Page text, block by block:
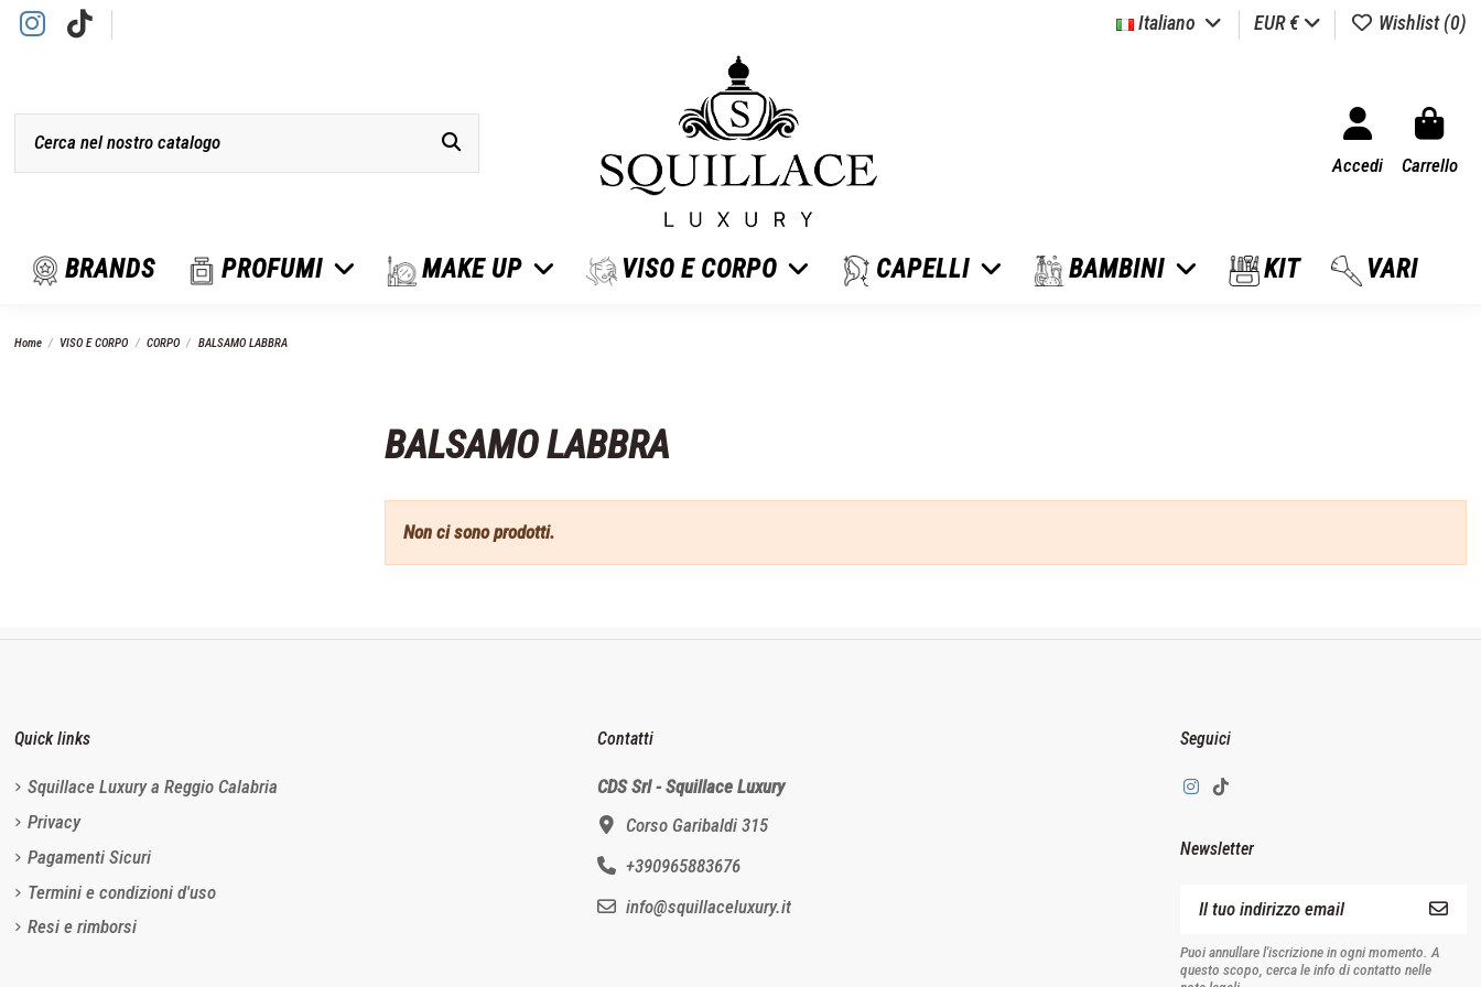
Italiano EUR € Wishlist (0)
Accedi Carrello
BRANDS PROFUMI MAKE UP VISO E CORPO CAPELLI BAMBINI KIT VARI
Home VISO E CORPO CORPO BALSAMO LABBRA
BALSAMO LABBRA
Non ci sono prodotti.
Quick links
Squillace Luxury a Reggio Calabria
Privacy
Pagamenti Sicuri
Termini e condizioni d'uso
Resi e rimborsi
Contatti
CDS Srl - Squillace Luxury
Corso Garibaldi 315
+390965883676
info@squillaceluxury.it
Seguici
Newsletter
Puoi annullare l'iscrizione in ogni momento. A
questo scopo, cerca le info di contatto nelle